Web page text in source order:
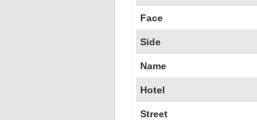
Face
Side
Name
Hotel
Street